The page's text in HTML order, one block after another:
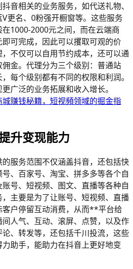
音相关的业务服务，如代送礼物、
更名、0粉强开橱窗等。这些服务
1000-2000元之间，而在云端商
可完成，因此可以攫取可观的价
不仅可以自用节约成本，还可以通
金。代理分为三个级别：普通站
每个级别都有不同的权限和利润。
广泛的业务拓展和收入增长。
升变现能力
服务范围不仅涵盖抖音，还包括快
、百家号、淘宝、拼多多等各个自
号、短视频、图文、直播等各种自
主要是为了让账号、短视频、直播
户停留互动消费，从而**平台给
人气、互动、滚屏、点赞，以及作
、转发等，还包括千川投流，这些
助手，能助力在抖音上更好地变